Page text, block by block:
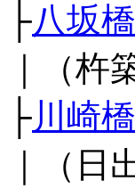
├八坂橋
｜（杵
├川崎橋
｜（